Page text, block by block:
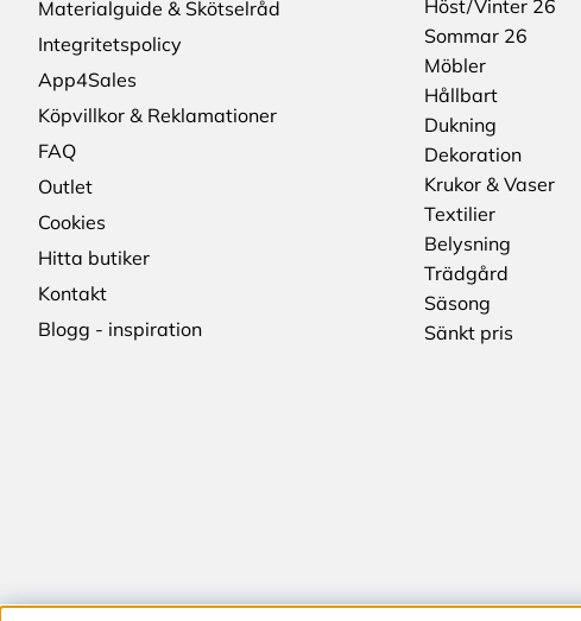
Materialguide & Skötselråd
Integritetspolicy
App4Sales
Köpvillkor & Reklamationer
FAQ
Outlet
Cookies
Hitta butiker
Kontakt
Blogg - inspiration
Höst/Vinter 26
Sommar 26
Möbler
Hållbart
Dukning
Dekoration
Krukor & Vaser
Textilier
Belysning
Trädgård
Säsong
Sänkt pris